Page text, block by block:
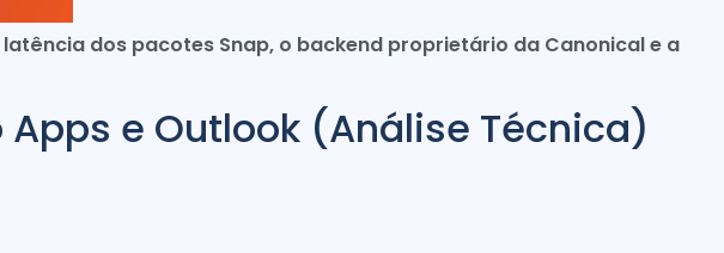
dos pacotes Snap, o backend proprietário da Canonical e a
e Outlook (Análise Técnica)